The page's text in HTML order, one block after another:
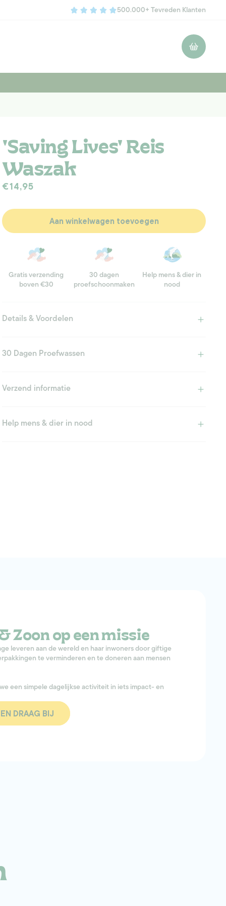
500.000+ Tevreden Klanten
Winkelwagen
'Saving Lives' Reis
Waszak
Normale
€14,95
Aan winkelwagen toevoegen
Gratis verzending
boven €30
30 dagen
proefschoonmaken
Help mens & dier in
nood
Details & Voordelen
30 Dagen Proefwassen
Verzend informatie
Help mens & dier in nood
Zoon op een missie
leveren aan de wereld en haar inwoners door giftige
te verminderen en te doneren aan mensen
een simpele dagelijkse activiteit in iets impact- en
DRAAG BIJ